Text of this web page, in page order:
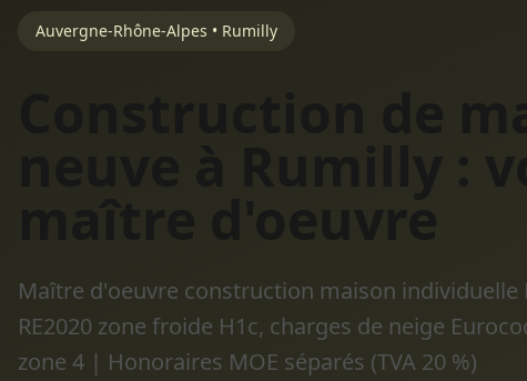
Auvergne-Rhône-Alpes • Rumilly
Maître d'oeuvre construction maison individuelle
RE2020 zone froide H1c, charges de neige
zone 4 | Honoraires MOE séparés (TVA 20 %)